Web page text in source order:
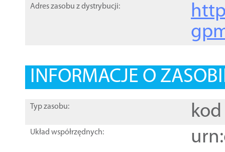
Adres zasobu z dystrybucji:
INFORMACJE O
Typ zasobu: kod
Układ współrzędnych: